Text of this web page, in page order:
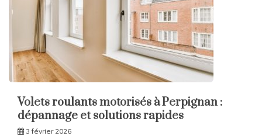
Volets roulants motorisés à Perpignan :
dépannage et solutions rapides
3 février 2026